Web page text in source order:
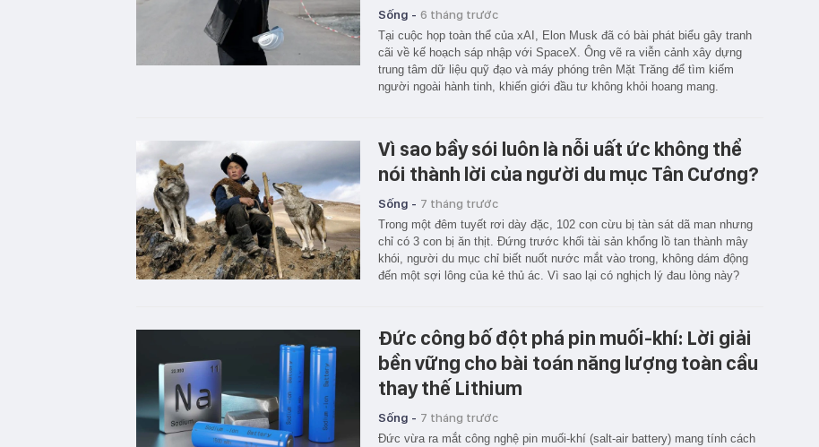
Sống - 6 tháng trước
Tại cuộc họp toàn thể của xAI, Elon Musk đã có bài phát biểu gây tranh
cãi về kế hoạch sáp nhập với SpaceX. Ông vẽ ra viễn cảnh xây dựng
trung tâm dữ liệu quỹ đạo và máy phóng trên Mặt Trăng để tìm kiếm
người ngoài hành tinh, khiến giới đầu tư không khỏi hoang mang.
Vì sao bầy sói luôn là nỗi uất ức không thể
nói thành lời của người du mục Tân Cương?
Sống - 7 tháng trước
Trong một đêm tuyết rơi dày đặc, 102 con cừu bị tàn sát dã man nhưng
chỉ có 3 con bị ăn thịt. Đứng trước khối tài sản khổng lồ tan thành mây
khói, người du mục chỉ biết nuốt nước mắt vào trong, không dám động
đến một sợi lông của kẻ thủ ác. Vì sao lại có nghịch lý đau lòng này?
Đức công bố đột phá pin muối-khí: Lời giải
bền vững cho bài toán năng lượng toàn cầu
thay thế Lithium
Sống - 7 tháng trước
Đức vừa ra mắt công nghệ pin muối-khí (salt-air battery) mang tính cách